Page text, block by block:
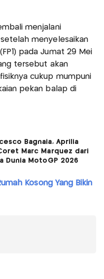
menjalani
menyelesaikan
pada Jumat 29 Mei
tersebut akan
cukup mumpuni
pekan balap di
Bagnaia, Aprilia
Marc Marquez dari
Dunia MotoGP 2026
Kosong Yang Bikin